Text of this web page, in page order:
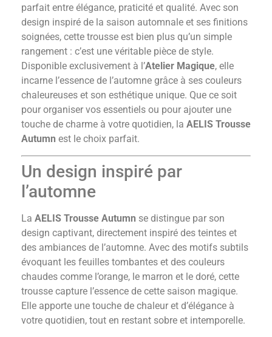
parfait entre élégance, praticité et qualité. Avec son
design inspiré de la saison automnale et ses finitions
soignées, cette trousse est bien plus qu’un simple
rangement : c’est une véritable pièce de style.
Disponible exclusivement à l’Atelier Magique, elle
incarne l’essence de l’automne grâce à ses couleurs
chaleureuses et son esthétique unique. Que ce soit
pour organiser vos essentiels ou pour ajouter une
touche de charme à votre quotidien, la AELIS Trousse
Autumn est le choix parfait.
Un design inspiré par
l’automne
La AELIS Trousse Autumn se distingue par son
design captivant, directement inspiré des teintes et
des ambiances de l’automne. Avec des motifs subtils
évoquant les feuilles tombantes et des couleurs
chaudes comme l’orange, le marron et le doré, cette
trousse capture l’essence de cette saison magique.
Elle apporte une touche de chaleur et d’élégance à
votre quotidien, tout en restant sobre et intemporelle.